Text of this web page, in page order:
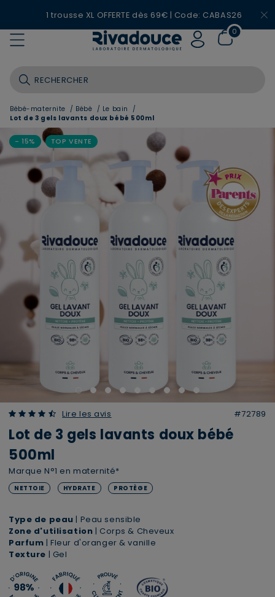
1 trousse XL OFFERTE dès 69€ | Code: CABAS26
0
Bébé-maternite / Bébé / Le bain
/
Lot de 3 gels lavants doux bébé 500ml
- 15% TOP VENTE
4.80 out of 5 Customer Rating
Lire les avis #72789
Lot de 3 gels lavants doux bébé
500ml
Marque N°1 en maternité*
NETTOIE HYDRATE PROTÈGE
Type de peau | Peau sensible
Zone d'utilisation | Corps & Cheveux
Parfum | Fleur d'oranger & vanille
Texture | Gel